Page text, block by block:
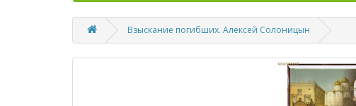
Взыскание погибших. Алексей Солоницын